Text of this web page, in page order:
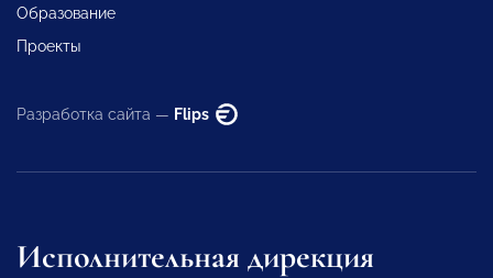
Образование
Проекты
Разработка сайта — Flips
Исполнительная дирекция